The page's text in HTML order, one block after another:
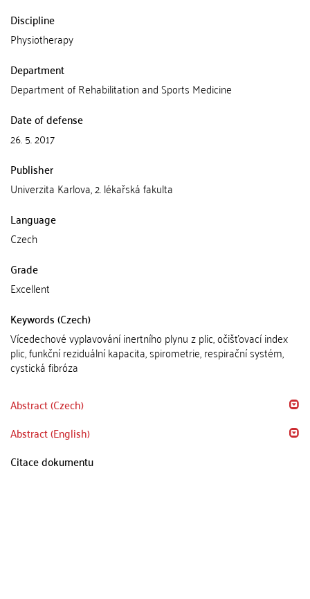
Discipline
Physiotherapy
Department
Department of Rehabilitation and Sports Medicine
Date of defense
26. 5. 2017
Publisher
Univerzita Karlova, 2. lékařská fakulta
Language
Czech
Grade
Excellent
Keywords (Czech)
Vícedechové vyplavování inertního plynu z plic, očišťovací index
plic, funkční reziduální kapacita, spirometrie, respirační systém,
cystická fibróza
Abstract (Czech)
Abstract (English)
Citace dokumentu